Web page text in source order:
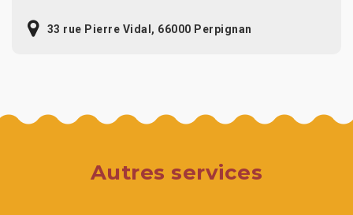
33 rue Pierre Vidal, 66000 Perpignan
Autres services